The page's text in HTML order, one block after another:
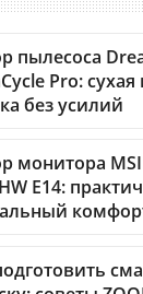
пылесоса
Pro:
без усилий
монитора MSI
E14: